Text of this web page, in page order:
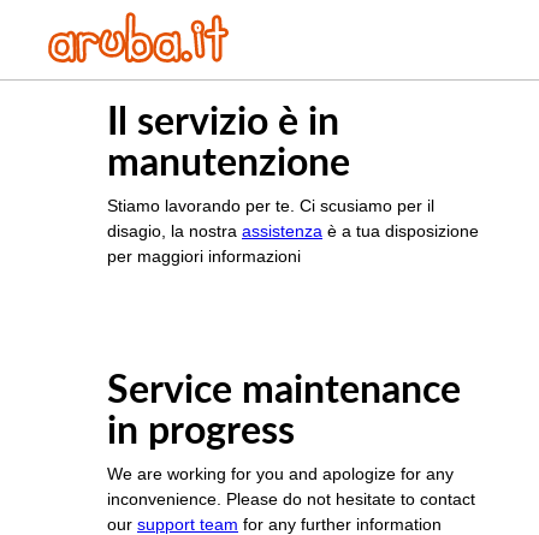
Il servizio è in
manutenzione
Stiamo lavorando per te. Ci scusiamo per il
disagio, la nostra assistenza è a tua disposizione
per maggiori informazioni
Service maintenance
in progress
We are working for you and apologize for any
inconvenience. Please do not hesitate to contact
our support team for any further information